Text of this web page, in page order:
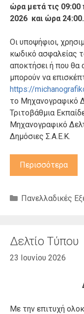
ώρα μετά τις
2026 και ώρα 24:00.
Οι υποψήφιοι,
κωδικό ασφαλείας
αποκτήσει ή που θα
μπορούν να
https://
το Μηχανογραφικό
Τριτοβάθμια
Μηχανογραφικό
Δημόσιες Σ.Α.Ε.Κ.
Περισσότερα
Κατηγορίες
Πανελλαδικές
Δελτίο Τύπου
23 Ιουνίου 2026
Με την επιτυχή